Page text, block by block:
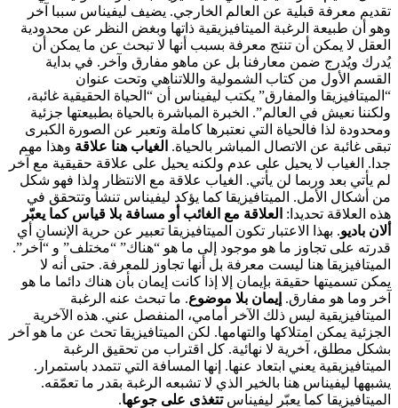
تقديم معرفة قبلية عن العالم الخارجي. يضيف ليفيناس سببا آخر
وهو أن طبيعة الرغبة الميتافيزيقية ذاتها وبغض النظر عن محدودية
العقل لا يمكن أن تنتج معرفة بسبب أنها لا تبحث عن ما يمكن أن
يُدرك ويُدرج ضمن معارفنا بل عن ماهو مفارق وآخر. في بداية
القسم الأول من كتاب الشمولية واللاتناهي وتحت عنوان
“الميتافيزيقا والمفارق” يكتب ليفيناس أن “الحياة الحقيقية غائبة،
ولكننا نعيش في العالم”. الخبرة المباشرة بالحياة بطبيعتها جزئية
ومحدودة لذا فالحياة التي نعتبرها كاملة وتعبر عن الصورة الكبرى
تبقى غائبة عن الاتصال المباشر بالحياة. الغياب هنا علاقة وهذا مهم
جدا. الغياب لا يحيل على عدم ولكنه يحيل على علاقة حقيقية مع آخر
لم يأتي بعد وربما لن يأتي. الغياب علاقة مع الانتظار ولذا فهو شكل
من أشكال الأمل. الميتافيزيقا كما يؤكد ليفيناس تنشأ وتتحقق في
هذه العلاقة تحديدا: العلاقة مع الغائب أو مسافة بلا قياس كما يعبّر
ألان باديو. بهذا الاعتبار تكون الميتافيزيقا تعبير عن حرية الإنسان أي
قدرته على تجاوز ما هو موجود إلى ما هو “هناك” “مختلف” و “آخر”.
الميتافيزيقا هنا ليست معرفة بل أنها تجاوز للمعرفة. حتى أنه لا
يمكن تسميتها حقيقة بإيمان إلا إذا كانت إيمان بأن هناك دائما ما هو
آخر وما هو مفارق. إيمان بلا موضوع. ما تبحث عنه الرغبة
الميتافيزيقية ليس ذلك الآخر أمامي، المنفصل عني. هذه الآخرية
الجزئية يمكن امتلاكها والتهامها. لكن الميتافيزيقا تحث عن ما هو آخر
بشكل مطلق، آخرية لا نهائية. كل اقتراب من تحقيق الرغبة
الميتافيزيقية يعني ابتعاد عنها. إنها المسافة التي تتمدد باستمرار.
يشبهها ليفيناس هنا بالخير الذي لا تشبعه الرغبة بقدر ما تعمّقه.
الميتافيزيقا كما يعبّر ليفيناستتغذى على جوعها.